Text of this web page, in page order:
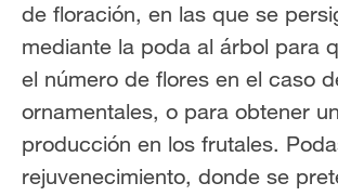
de floración, en las que se
mediante la poda al árbol para
el número de flores en el caso
ornamentales, o para obtener
producción en los frutales.
rejuvenecimiento, donde se